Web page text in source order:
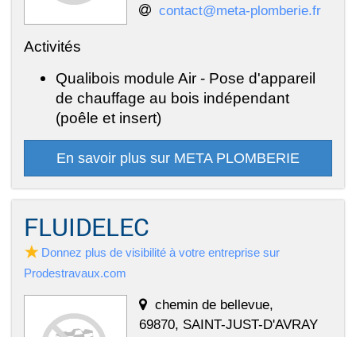
contact@meta-plomberie.fr
Activités
Qualibois module Air - Pose d'appareil
de chauffage au bois indépendant
(poêle et insert)
En savoir plus sur META PLOMBERIE
FLUIDELEC
Donnez plus de visibilité à votre entreprise sur
Prodestravaux.com
chemin de bellevue,
69870, SAINT-JUST-D'AVRAY